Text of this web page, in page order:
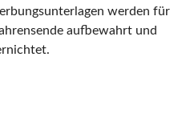
werden für
aufbewahrt und